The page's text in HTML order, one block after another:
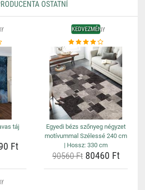
OSTATNÍ
táj
Ft
KEDVEZMÉNY
Egyedi bézs szőnyeg négyzet
motívummal Szélessé 240 cm
| Hossz: 330 cm
90560 Ft80460 Ft